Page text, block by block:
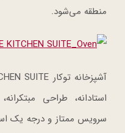
منطقه می‌شود.
استادانه، طراحی
سرویس ممتاز و درجه یک